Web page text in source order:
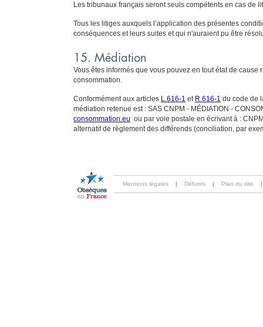
Les tribunaux français seront seuls compétents en cas de
Tous les litiges auxquels l’application des présentes
conséquences et leurs suites et qui n'auraient pu être
15. Médiation
Vous êtes informés que vous pouvez en tout état de
consommation.
Conformément aux articles L.616-1 et R.616-1 du code de
médiation retenue est : SAS CNPM - MÉDIATION -
consommation.eu ou par voie postale en écrivant à :
alternatif de règlement des différends (conciliation, par
Mentions légales | Défunts | Plan du site |